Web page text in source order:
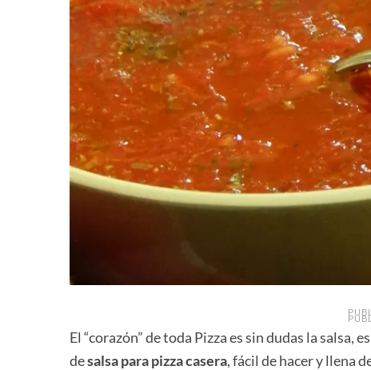
El “corazón” de toda Pizza es sin dudas la salsa,
desalsa para pizza casera, fácil de hacer y llena